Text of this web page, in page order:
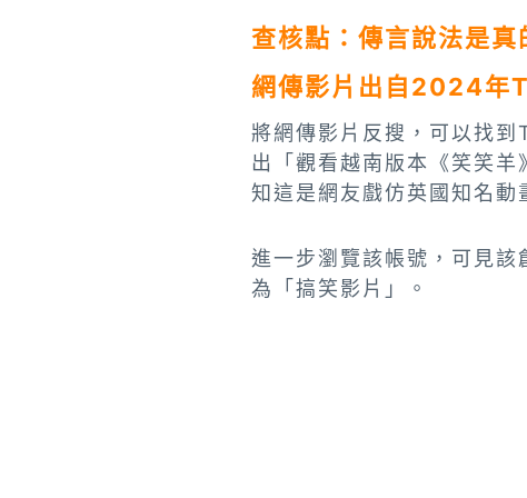
查核點：傳言說法是真
網傳影片出自2024年
將網傳影片反搜，可以找
出「觀看越南版本《笑笑
知這是網友戲仿英國知名動
進一步瀏覽該帳號，可見
為「搞笑影片」。